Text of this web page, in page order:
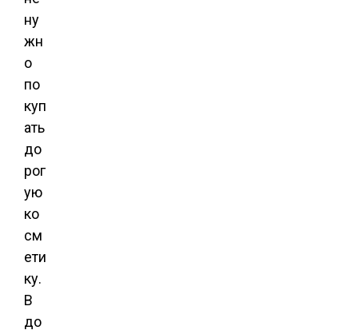
ну
жн
о
по
куп
ать
до
рог
ую
ко
см
ети
ку.
В
до